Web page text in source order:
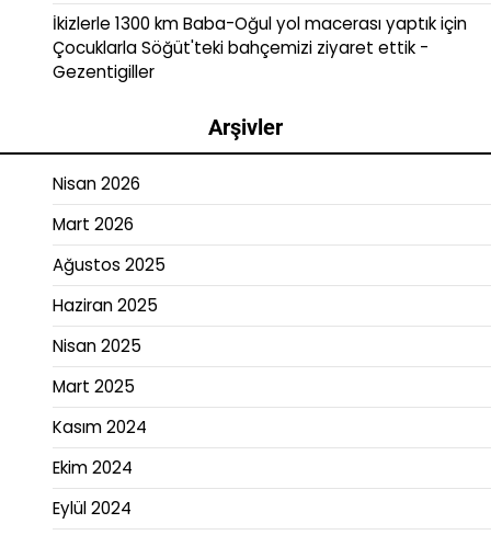
İkizlerle 1300 km Baba-Oğul yol macerası yaptıkiçin
Çocuklarla Söğüt'teki bahçemizi ziyaret ettik -
Gezentigiller
Arşivler
Nisan 2026
Mart 2026
Ağustos 2025
Haziran 2025
Nisan 2025
Mart 2025
Kasım 2024
Ekim 2024
Eylül 2024